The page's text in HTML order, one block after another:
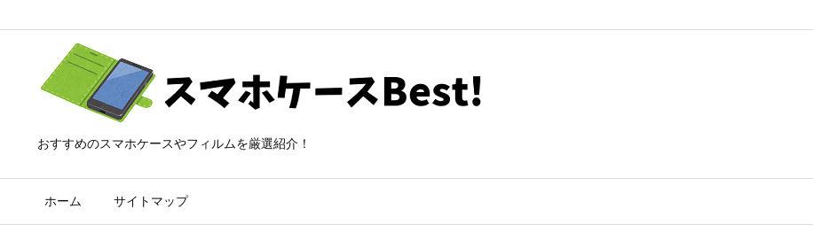
おすすめのスマホケースやフィルムを厳選紹介！
ホーム サイトマップ